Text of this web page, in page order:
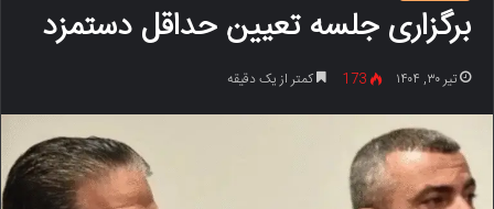
برگزاری جلسه تعیین حداقل دستمزد
تیر ۳۰, ۱۴۰۴ 173 کمتر از یک دقیقه